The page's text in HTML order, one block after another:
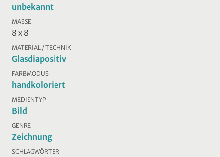
unbekannt
MASSE
8 x 8
MATERIAL / TECHNIK
Glasdiapositiv
FARBMODUS
handkoloriert
MEDIENTYP
Bild
GENRE
Zeichnung
SCHLAGWÖRTER